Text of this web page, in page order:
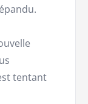
tentant